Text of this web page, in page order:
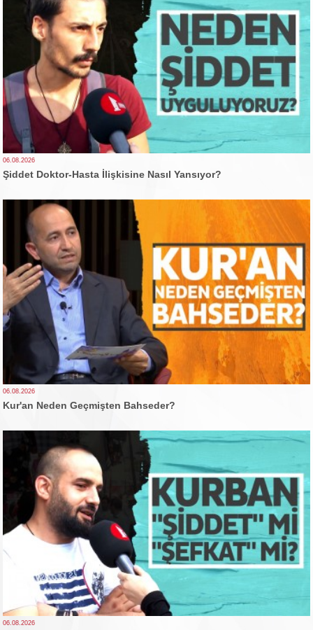
06.08.2026
Şiddet Doktor-Hasta İlişkisine Nasıl Yansıyor?
06.08.2026
Kur'an Neden Geçmişten Bahseder?
06.08.2026